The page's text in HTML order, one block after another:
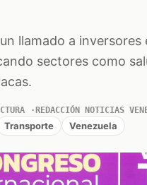
llamado a
sectores como
REDACCIÓN NOTICIAS
Transporte Venezuela